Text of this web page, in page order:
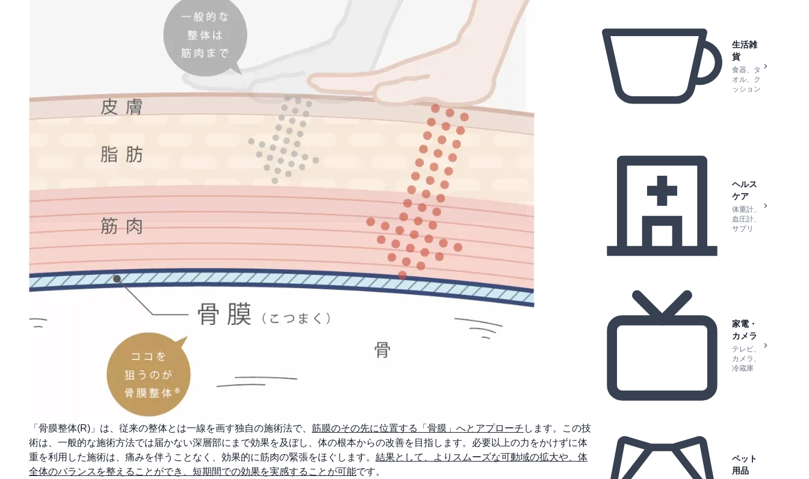
「骨膜整体(R)」は、従来の整体とは一線を画す独自の施術法で、 筋膜のその先に位置する「骨膜」へとアプローチ します。この技
術は、一般的な施術方法では届かない深層部にまで効果を及ぼし、体の根本からの改善を目指します。必要以上の力をかけずに体
重を利用した施術は、痛みを伴うことなく、効果的に筋肉の緊張をほぐします。 結果として、よりスムーズな可動域の拡大や、体
全体のバランスを整えることができ、短期間での効果を実感することが可能です。
生活雑
貨
食器、タ
オル、ク
ッション
ヘルス
ケア
体重計、
血圧計、
サプリ
家電・
カメラ
テレビ、
カメラ、
冷蔵庫
ペット
用品